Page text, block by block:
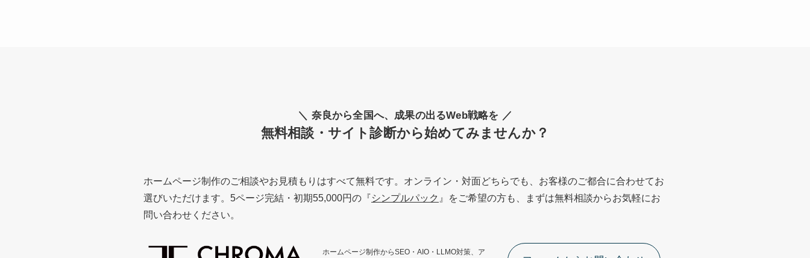
＼ 奈良から全国へ、成果の出るWeb戦略を ／
無料相談・サイト診断から始めてみませんか？
ホームページ制作のご相談やお見積もりはすべて無料です。オンライン・対面どちらでも、お客様のご都合に合わせてお
選びいただけます。5ページ完結・初期55,000円の『シンプルパック 』をご希望の方も、まずは無料相談からお気軽にお
問い合わせください。
ホームページ制作からSEO・AIO・LLMO対策、ア